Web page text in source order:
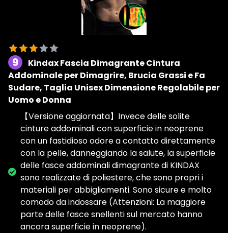
9
Kindax Fascia Dimagrante Cintura
Addominale per Dimagrire, Brucia Grassi e Fa
Sudare, Taglia Unisex Dimensione Regolabile per
Uomo e Donna
【Versione aggiornata】Invece delle solite
cinture addominali con superficie in neoprene
con un fastidioso odore a contatto direttamente
con la pelle, danneggiando la salute, la superficie
delle fasce addominali dimagrante di KINDAX
sono realizzate di poliestere, che sono propri i
materiali per abbigliamenti. Sono sicure e molto
comodo da indossare (Attenzioni: La maggiore
parte delle fasce snellenti sul mercato hanno
ancora superficie in neoprene).